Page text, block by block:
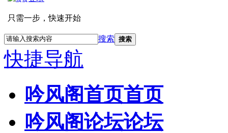
只需一步，快速开始
搜索 搜索
快捷导航
吟风阁首页首页
吟风阁论坛论坛